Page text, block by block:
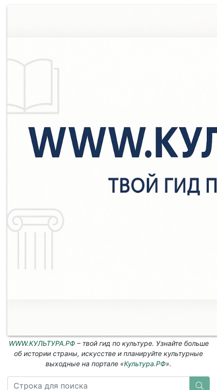
WWW.КУЛЬТУРА.РФ– твой гид по культуре. Узнайте больше
об истории страны, искусстве и планируйте культурные
выходные на портале «Культура.РФ».